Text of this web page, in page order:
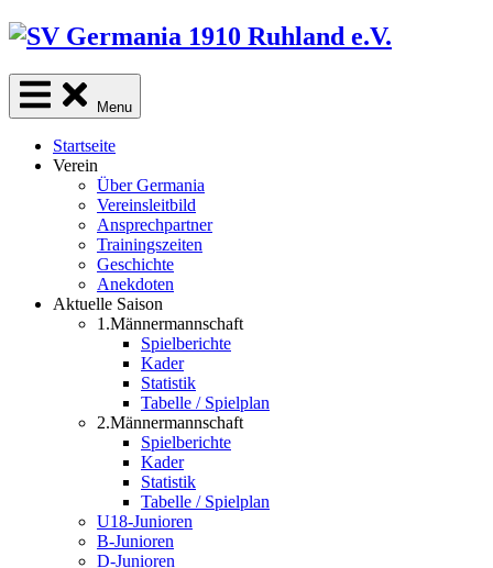
Skip
content
Menu
Startseite
Verein
Über Germania
Vereinsleitbild
Ansprechpartner
Trainingszeiten
Geschichte
Anekdoten
Aktuelle Saison
1.Männermannschaft
Spielberichte
Kader
Statistik
Tabelle / Spielplan
2.Männermannschaft
Spielberichte
Kader
Statistik
Tabelle / Spielplan
U18-Junioren
B-Junioren
D-Junioren